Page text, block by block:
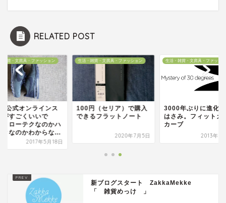
RELATED POST
雑貨・文房具・ファッション
公式オンラインス
がすごくいいで
ローテクなのかハ
クなのかわからな...
2017年5月18日
生活・雑貨・文房具・ファッション
100円（セリア）で購入
できるフラットノート
2020年7月5日
生活・雑貨・文房具・ファッシ
3000年ぶりに進化
はさみ。フィットカ
カーブ
2013年6
新ブログスタート ZakkaMekke
「 雑貨めっけ 」